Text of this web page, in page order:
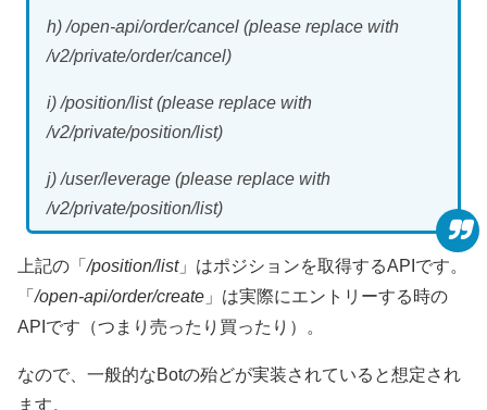
h) /open-api/order/cancel (please replace with
/v2/private/order/cancel)
i) /position/list (please replace with
/v2/private/position/list)
j) /user/leverage (please replace with
/v2/private/position/list)
上記の「/position/list」はポジションを取得するAPIです。
「/open-api/order/create 」は実際にエントリーする時の
APIです（つまり売ったり買ったり）。
なので、一般的なBotの殆どが実装されていると想定され
ます。